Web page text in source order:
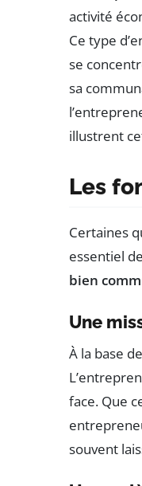
activité
Ce type
se
sa
illustrent
Les
Certaines
essentiel
bien
Une
À la base
face. Que
souvent